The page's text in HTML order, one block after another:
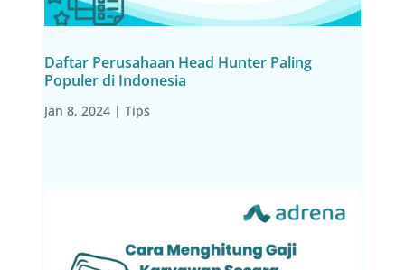
Daftar Perusahaan Head Hunter Paling
Populer di Indonesia
Jan 8, 2024 |Tips